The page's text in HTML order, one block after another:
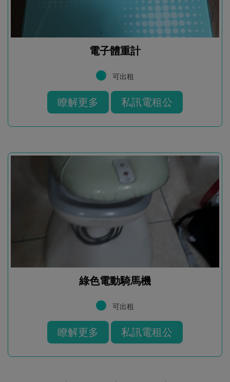
電子體重計
可出租
瞭解更多 私訊電租公
綠色電動騎馬機
可出租
瞭解更多 私訊電租公